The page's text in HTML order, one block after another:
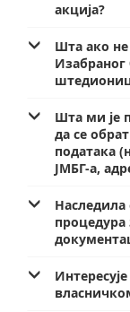
акција?
Шта ако
Шта ми је
да се
података
ЈМБГ-а,
Наследила
процедура